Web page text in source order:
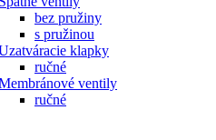
bez pružiny
s pružinou
klapky
ručné
ventily
ručné